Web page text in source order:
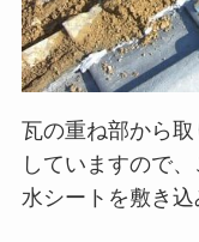
瓦の重ね部から
していますので
水シートを敷き込